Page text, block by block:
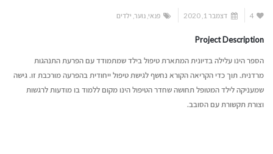
4 דצמבר 1, 2020 פנאי ,נוער ילדים
Project Description
הספר הינו עלילה בדיונית המתארת טיפול בילד שמתמודד עם הפרעת התנהגות
מרדנית. תוך כדי הקריאה הקורא נחשף לגישת טיפול ייחודית בהפרעה מורכבת זו. גישה
שמעניקה לילד המטופל תחושה שחדר הטיפול הינו מקום ללמוד בו מודעות לרגשות
וצורת תקשורת עם הסובב.